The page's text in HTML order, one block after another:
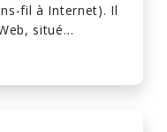
fil à Internet). Il
situé…